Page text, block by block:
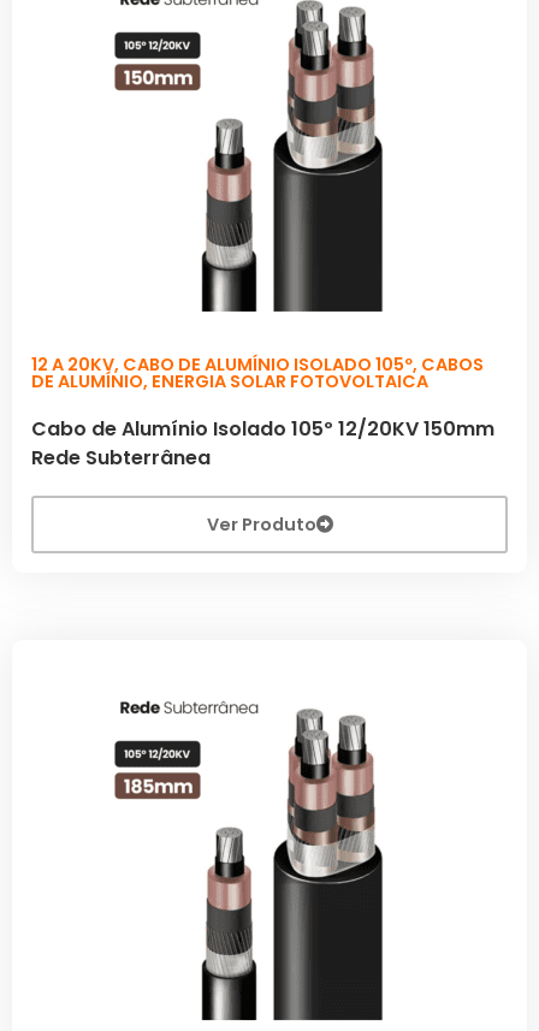
12 A 20KV, CABO DE ALUMÍNIO ISOLADO 105º, CABOS
DE ALUMÍNIO, ENERGIA SOLAR FOTOVOLTAICA
Cabo de Alumínio Isolado 105º 12/20KV 150mm
Rede Subterrânea
Ver Produto